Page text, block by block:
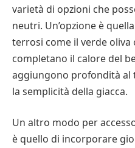
varietà di opzioni che
neutri. Un’opzione è
terrosi come il verde oliva
completano il calore del
aggiungono profondità al
la semplicità della giacca.
Un altro modo per
è quello di incorporare